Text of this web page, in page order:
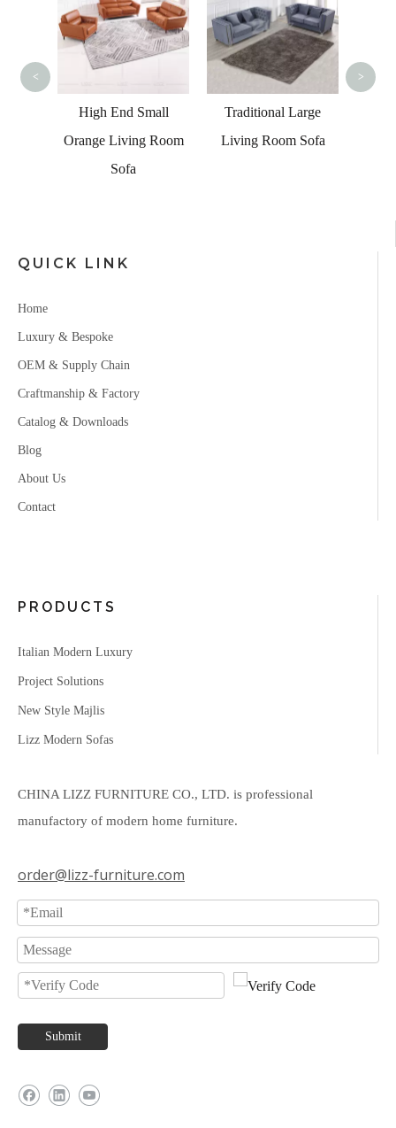
High End Small
Orange Living Room
Sofa
Traditional Large
Living Room Sofa
< >
QUICK LINK
Home
Luxury & Bespoke
OEM & Supply Chain
Craftmanship & Factory
Catalog & Downloads
Blog
About Us
Contact
PRODUCTS
Italian Modern Luxury
Project Solutions
New Style Majlis
Lizz Modern Sofas
CHINA LIZZ FURNITURE CO., LTD. is professional
manufactory of modern home furniture.
order@lizz-furniture.com
Submit